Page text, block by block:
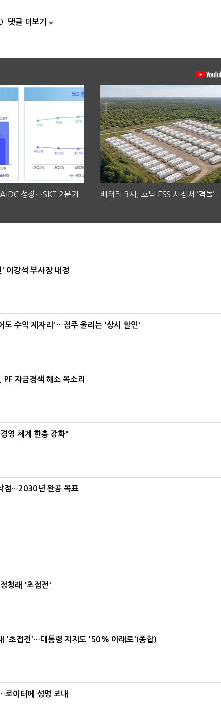
댓글 더보기
성장…SKT 2분기
배터리 3사, 호남 ESS 시장서 ‘격돌’
이강석 부사장 내정
수익 제자리"…점주 울리는 '상시 할인'
자금경색 해소 목소리
영 체계 한층 강화"
점…2030년 완공 목표
청래 '초접전'
'초접전'…대통령 지지도 '50% 아래로'(종합)
로이터에 성명 보내